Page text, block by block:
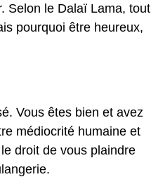
Selon le Dalaï Lama, tout
pourquoi être heureux,
Vous êtes bien et avez
médiocrité humaine et
droit de vous plaindre